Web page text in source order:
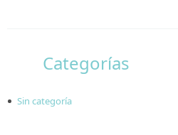
Categorías
Sin categoría